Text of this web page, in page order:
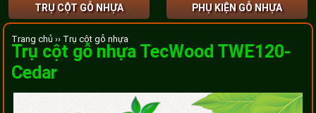
TRỤ CỘT GỖ NHỰA PHỤ KIỆN GỖ NHỰA
Trang chủ ›› Trụ cột gỗ nhựa
Trụ cột gỗ nhựa TecWood TWE120-
Cedar